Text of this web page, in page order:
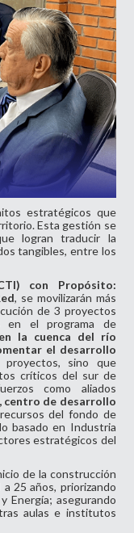
estratégicos que
Esta gestión se
logran traducir la
tangibles, entre los
con Propósito:
, se movilizarán más
de 3 proyectos
en el programa de
la cuenca del río
el desarrollo
sino que
críticos del sur de
como aliados
centro de desarrollo
del fondo de
basado en Industria
estratégicos del
de la construcción
25 años, priorizando
Energía; asegurando
aulas e institutos